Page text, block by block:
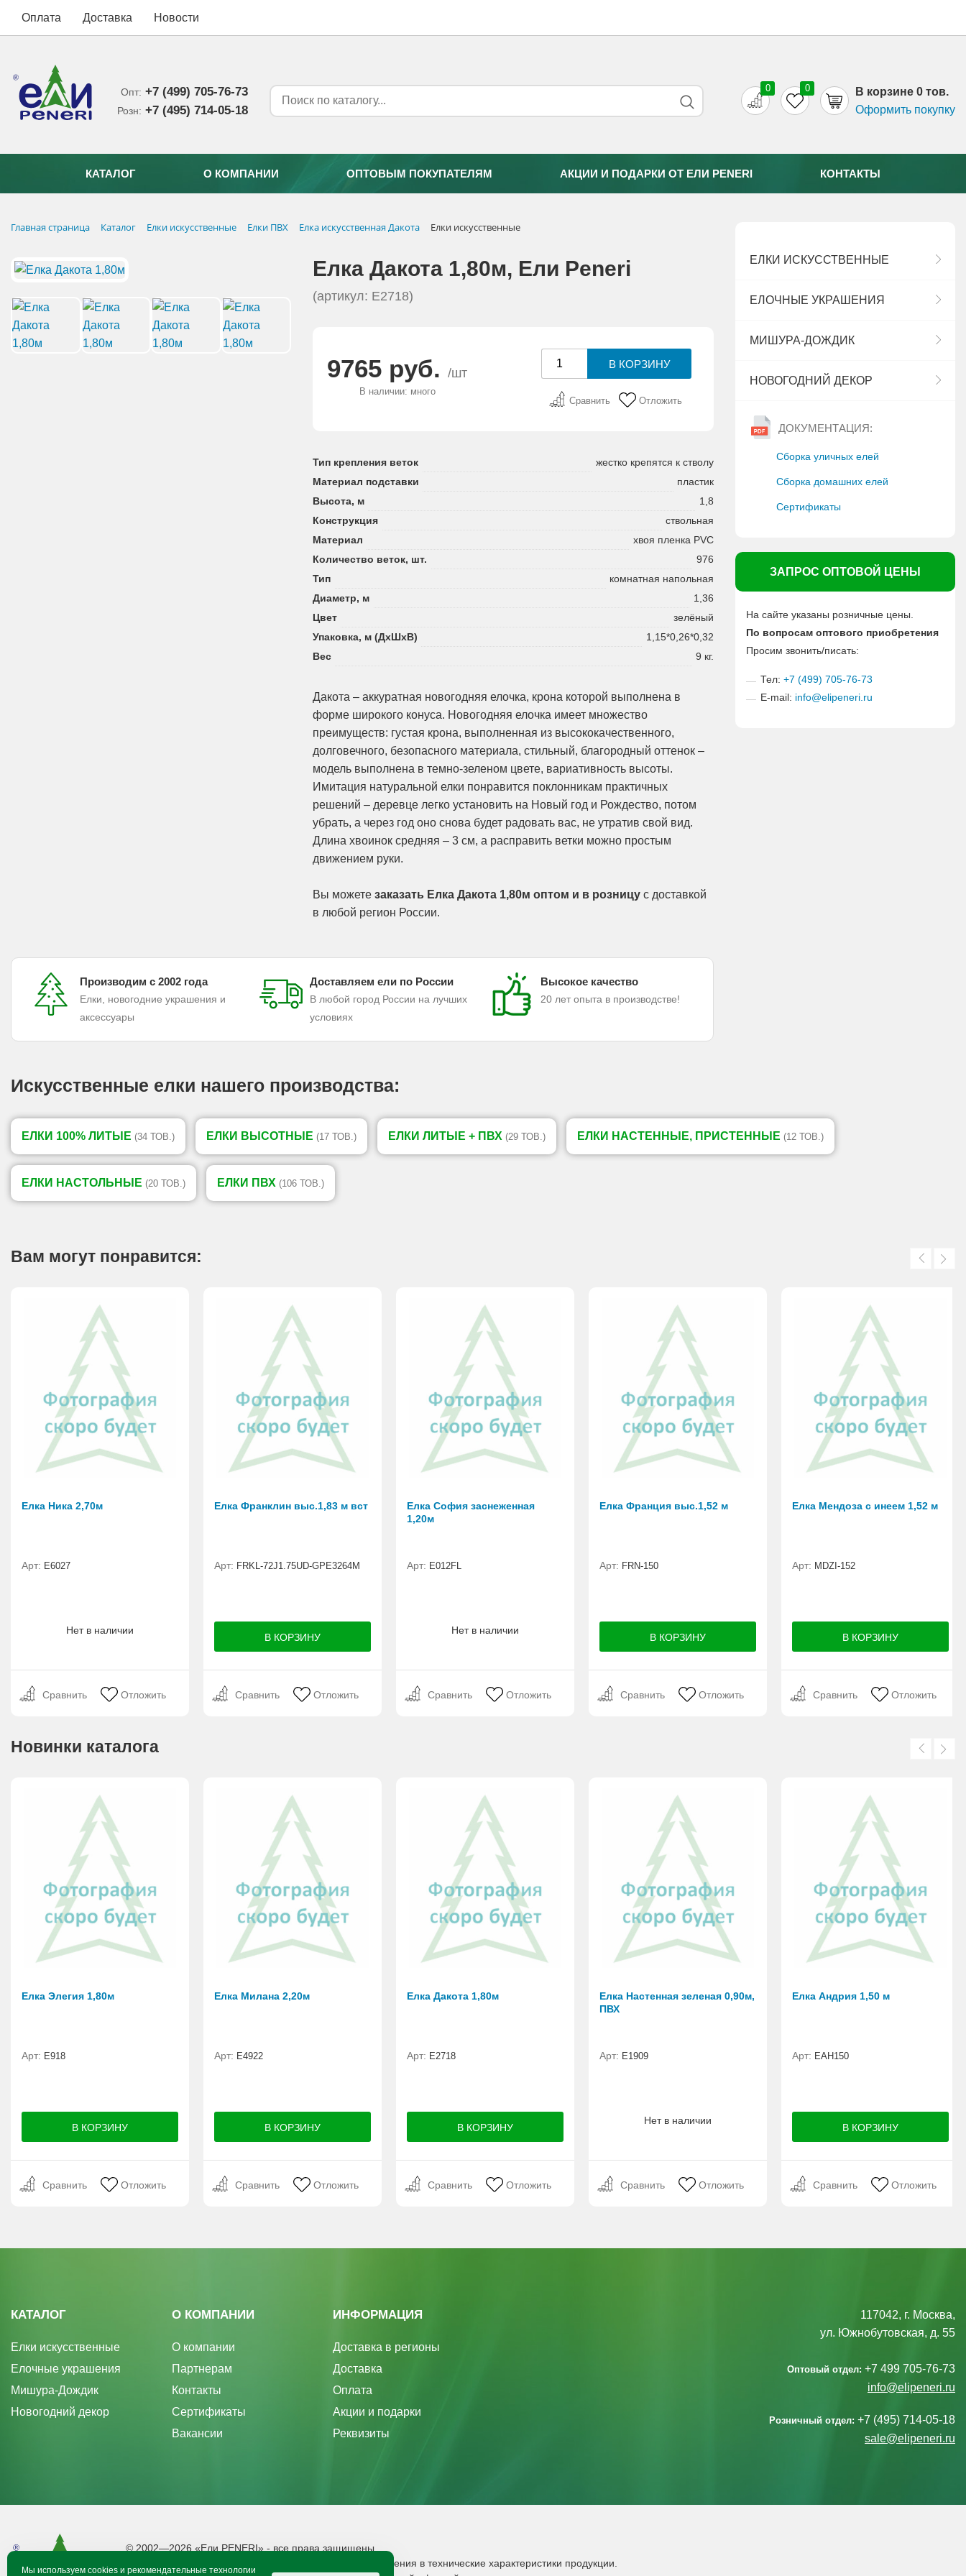
Оплата Доставка Новости
Опт: +7 (499) 705-76-73
Розн: +7 (495) 714-05-18‬
B корзине 0 тов.
Оформить покупку
0
0
КАТАЛОГ О КОМПАНИИ ОПТОВЫМ ПОКУПАТЕЛЯМ АКЦИИ И ПОДАРКИ ОТ EЛИ PENERI КОНТАКТЫ
Главная страница Каталог Елки искусственные Елки ПВХ Елка искусственная Дакота Елки искусственные
Елка Дакота 1,80м, Eли Peneri
(артикул: Е2718)
9765 руб. /шт
В наличии: много
Сравнить
Отложить
Тип крепления веток
жестко крепятся к стволу
Материал подставки
пластик
Высота, м
1,8
Конструкция
ствольная
Материал
хвоя пленка PVC
Количество веток, шт.
976
Тип
комнатная напольная
Диаметр, м
1,36
Цвет
зелёный
Упаковка, м (ДхШхВ)
1,15*0,26*0,32
Вес
9 кг.
Дакота – аккуратная новогодняя елочка, крона которой выполнена в
форме широкого конуса. Новогодняя елочка имеет множество
преимуществ: густая крона, выполненная из высококачественного,
долговечного, безопасного материала, стильный, благородный оттенок –
модель выполнена в темно-зеленом цвете, вариативность высоты.
Имитация натуральной елки понравится поклонникам практичных
решений – деревце легко установить на Новый год и Рождество, потом
убрать, а через год оно снова будет радовать вас, не утратив свой вид.
Длина хвоинок средняя – 3 см, а расправить ветки можно простым
движением руки.
Вы можете заказать Елка Дакота 1,80м оптом и в розницу с доставкой
в любой регион России.
Производим с 2002 года
Елки, новогодние украшения и
аксессуары
Доставляем ели по России
В любой город России на лучших
условиях
Высокое качество
20 лет опыта в производстве!
ЕЛКИ ИСКУССТВЕННЫЕ
ЕЛОЧНЫЕ УКРАШЕНИЯ
МИШУРА-ДОЖДИК
НОВОГОДНИЙ ДЕКОР
ДОКУМЕНТАЦИЯ:
Сборка уличных елей
Сборка домашних елей
Сертификаты
ЗАПРОС ОПТОВОЙ ЦЕНЫ
На сайте указаны розничные цены.
По вопросам оптового приобретения
Просим звонить/писать:
Тел: +7 (499) 705-76-73
E-mail: info@elipeneri.ru
Искусственные елки нашего производства:
ЕЛКИ 100% ЛИТЫЕ (34 ТОВ.) ЕЛКИ ВЫСОТНЫЕ (17 ТОВ.) ЕЛКИ ЛИТЫЕ + ПВХ (29 ТОВ.) ЕЛКИ НАСТЕННЫЕ, ПРИСТЕННЫЕ (12 ТОВ.)
ЕЛКИ НАСТОЛЬНЫЕ (20 ТОВ.) ЕЛКИ ПВХ (106 ТОВ.)
Вам могут понравится:
Елка Ника 2,70м
Арт: Е6027
Нет в наличии
Сравнить Отложить
Елка Франклин выс.1,83 м вст
Арт: FRKL-72J1.75UD-GPE3264M
Сравнить Отложить
Елка София заснеженная
1,20м
Арт: E012FL
Нет в наличии
Сравнить Отложить
Елка Франция выс.1,52 м
Арт: FRN-150
Сравнить Отложить
Елка Мендоза с инеем 1,52 м
Арт: MDZI-152
Сравнить Отложить
Новинки каталога
Елка Элегия 1,80м
Арт: E918
Сравнить Отложить
Елка Милана 2,20м
Арт: Е4922
Сравнить Отложить
Елка Дакота 1,80м
Арт: Е2718
Сравнить Отложить
Елка Настенная зеленая 0,90м,
ПВХ
Арт: E1909
Нет в наличии
Сравнить Отложить
Елка Андрия 1,50 м
Арт: ЕАН150
Сравнить Отложить
КАТАЛОГ
Елки искусственные
Елочные украшения
Мишура-Дождик
Новогодний декор
О КОМПАНИИ
О компании
Партнерам
Контакты
Сертификаты
Вакансии
ИНФОРМАЦИЯ
Доставка в регионы
Доставка
Оплата
Акции и подарки
Реквизиты
117042, г. Москва,
ул. Южнобутовская, д. 55
Оптовый отдел: +7 499 705-76-73
info@elipeneri.ru
Розничный отдел: +7 (495) 714-05-18
sale@elipeneri.ru
© 2002—2026 «Ели PENERI» - все права защищены.
Производитель оставляет за собой право вносить изменения в технические характеристики продукции.
Мы используем cookies и рекомендательные технологии